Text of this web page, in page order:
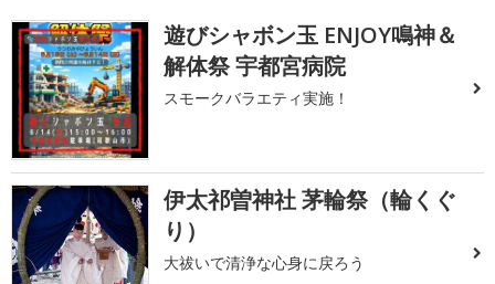
遊びシャボン玉 ENJOY鳴神＆
解体祭 宇都宮病院
スモークバラエティ実施！
伊太祁曽神社 茅輪祭（輪くぐ
り）
大祓いで清浄な心身に戻ろう